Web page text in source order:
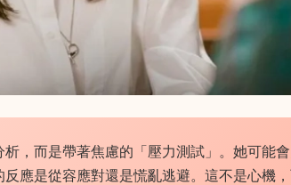
，而是帶著焦慮的「壓力測試」。她可能
應是從容應對還是慌亂逃避。這不是心機